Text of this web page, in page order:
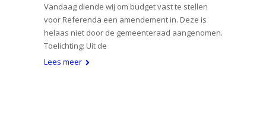
Vandaag diende wij om budget vast te stellen
voor Referenda een amendement in. Deze is
helaas niet door de gemeenteraad aangenomen.
Toelichting: Uit de
Lees meer